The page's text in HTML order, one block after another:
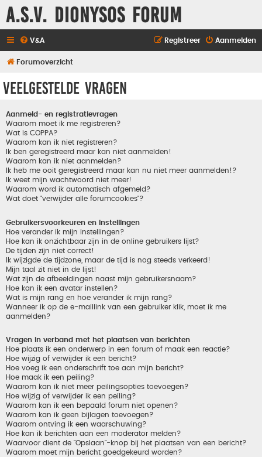
A.S.V. Dionysos Forum
V&A Aanmelden
Registreer
Forumoverzicht
Veelgestelde vragen
Aanmeld- en registratievragen
Waarom moet ik me registreren?
Wat is COPPA?
Waarom kan ik niet registreren?
Ik ben geregistreerd maar kan niet aanmelden!
Waarom kan ik niet aanmelden?
Ik heb me ooit geregistreerd maar kan nu niet meer aanmelden!?
Ik weet mijn wachtwoord niet meer!
Waarom word ik automatisch afgemeld?
Wat doet "verwijder alle forumcookies"?
Gebruikersvoorkeuren en instellingen
Hoe verander ik mijn instellingen?
Hoe kan ik onzichtbaar zijn in de online gebruikers lijst?
De tijden zijn niet correct!
Ik wijzigde de tijdzone, maar de tijd is nog steeds verkeerd!
Mijn taal zit niet in de lijst!
Wat zijn de afbeeldingen naast mijn gebruikersnaam?
Hoe kan ik een avatar instellen?
Wat is mijn rang en hoe verander ik mijn rang?
Wanneer ik op de e-maillink van een gebruiker klik, moet ik me
aanmelden?
Vragen in verband met het plaatsen van berichten
Hoe plaats ik een onderwerp in een forum of maak een reactie?
Hoe wijzig of verwijder ik een bericht?
Hoe voeg ik een onderschrift toe aan mijn bericht?
Hoe maak ik een peiling?
Waarom kan ik niet meer peilingsopties toevoegen?
Hoe wijzig of verwijder ik een peiling?
Waarom kan ik een bepaald forum niet openen?
Waarom kan ik geen bijlagen toevoegen?
Waarom ontving ik een waarschuwing?
Hoe kan ik berichten aan een moderator melden?
Waarvoor dient de "Opslaan"-knop bij het plaatsen van een bericht?
Waarom moet mijn bericht goedgekeurd worden?